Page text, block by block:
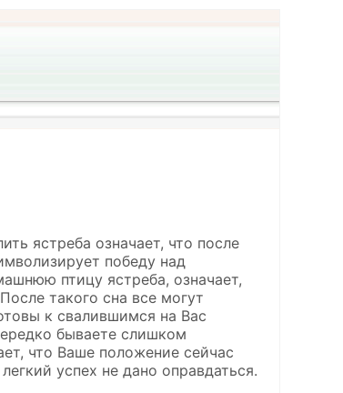
ястреба означает, что после
победу над
птицу ястреба, означает,
такого сна все могут
к свалившимся на Вас
бываете слишком
что Ваше положение сейчас
успех не дано оправдаться.